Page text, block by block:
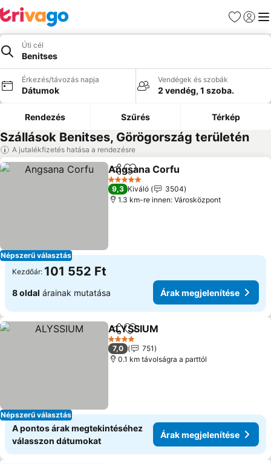
Kedvencek
Úti cél
Benitses
Érkezés/távozás napja
Dátumok
Vendégek és szobák
2 vendég, 1 szoba.
Rendezés Szűrés Térkép
Szállások Benitses, Görögország területén
A jutalékfizetés hatása a rendezésre
Népszerű választás
Megosztás
Hozzáadás a kedvencekhez
Angsana Corfu
5 Kategória
9,3 Kiváló
3504
1.3 km-re innen: Városközpont
Kezdőár: 101 552 Ft
8 oldal árainak mutatása Árak megjelenítése
Népszerű választás
Megosztás
Hozzáadás a kedvencekhez
ALYSSIUM
4 Kategória
7,0
751
0.1 km távolságra a parttól
A pontos árak megtekintéséhez
válasszon dátumokat
Árak megjelenítése